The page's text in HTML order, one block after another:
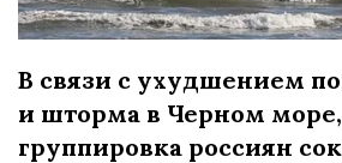
В связи с ухудшением
и шторма в Черном
группировка россиян